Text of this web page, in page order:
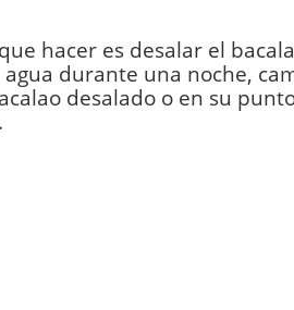
hacer es desalar el
durante una noche,
desalado o en su